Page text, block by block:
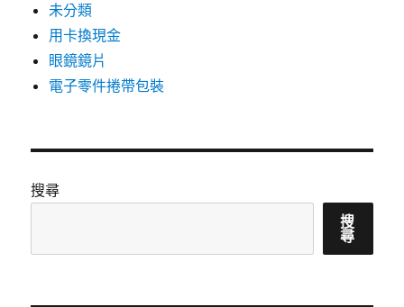
未分類
用卡換現金
眼鏡鏡片
電子零件捲帶包裝
搜尋
搜
尋